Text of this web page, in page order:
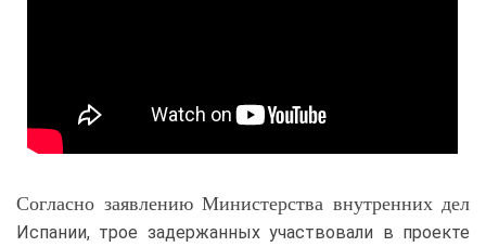
Согласно заявлению Министерства внутренних дел
Испании, трое задержанных участвовали в проекте